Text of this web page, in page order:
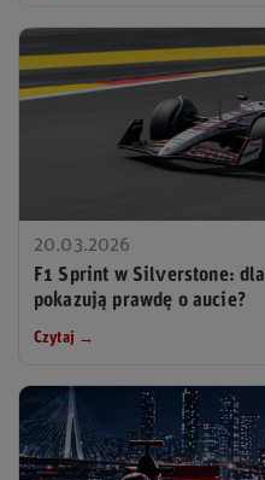
20.03.2026
F1 Sprint w Silverstone:
pokazują prawdę o aucie?
Czytaj →